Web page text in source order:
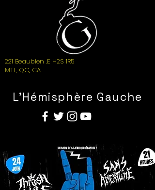
221 Beaubien .E H2S 1R5
MTL, QC, CA
L'Hémisphère Gauche